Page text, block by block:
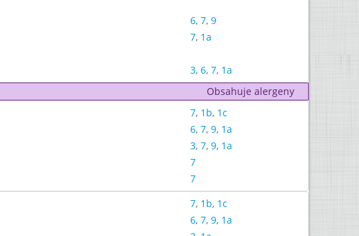
6, 7, 9
7, 1a
3, 6, 7, 1a
Obsahuje alergeny
7, 1b, 1c
6, 7, 9, 1a
3, 7, 9, 1a
7
7
7, 1b, 1c
6, 7, 9, 1a